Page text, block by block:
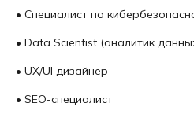
• Специалист по
• Data Scientist (аналитик
• UX/UI дизайнер
• SEO-специалист